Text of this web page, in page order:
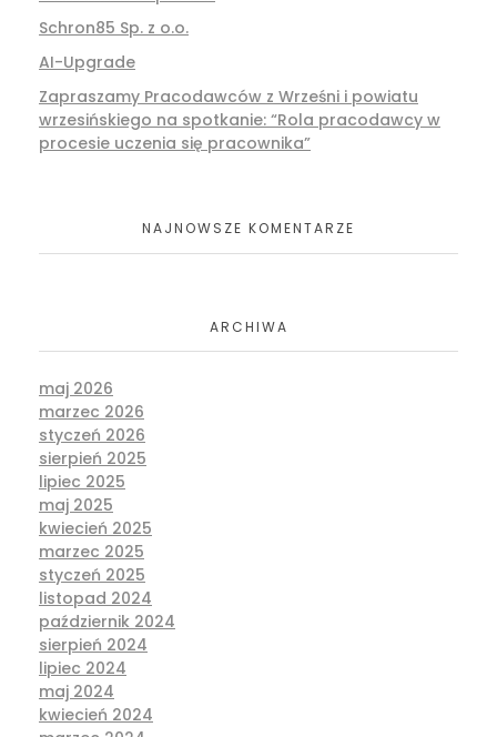
Schron85 Sp. z o.o.
AI-Upgrade
Zapraszamy Pracodawców z Wrześni i powiatu
wrzesińskiego na spotkanie: “Rola pracodawcy w
procesie uczenia się pracownika”
NAJNOWSZE KOMENTARZE
ARCHIWA
maj 2026
marzec 2026
styczeń 2026
sierpień 2025
lipiec 2025
maj 2025
kwiecień 2025
marzec 2025
styczeń 2025
listopad 2024
październik 2024
sierpień 2024
lipiec 2024
maj 2024
kwiecień 2024